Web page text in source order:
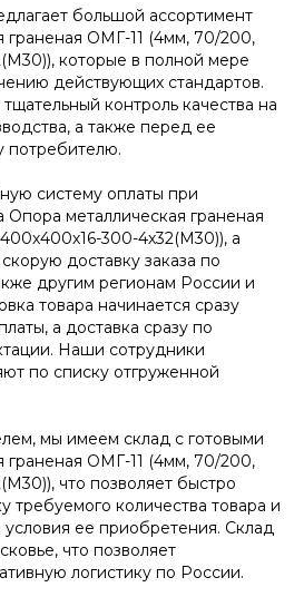
большой ассортимент
граненая ОМГ-11 (4мм, 70/200,
которые в полной мере
действующих стандартов.
контроль качества на
а также перед ее
потребителю.
систему оплаты при
металлическая граненая
300-4х32(М30)), а
доставку заказа по
другим регионам России и
товара начинается сразу
а доставка сразу по
Наши сотрудники
по списку отгруженной
мы имеем склад с готовыми
граненая ОМГ-11 (4мм, 70/200,
что позволяет быстро
требуемого количества товара и
условия ее приобретения. Склад
что позволяет
логистику по России.